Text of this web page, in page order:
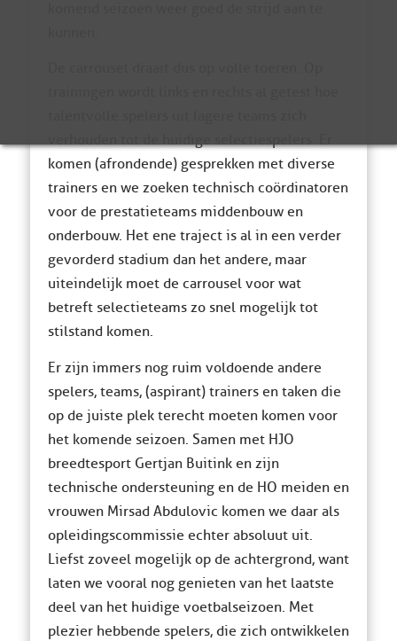
verhouden tot de huidige selectiespelers. Er
komen (afrondende) gesprekken met diverse
trainers en we zoeken technisch coördinatoren
voor de prestatieteams middenbouw en
onderbouw. Het ene traject is al in een verder
gevorderd stadium dan het andere, maar
uiteindelijk moet de carrousel voor wat
betreft selectieteams zo snel mogelijk tot
stilstand komen.
Er zijn immers nog ruim voldoende andere
spelers, teams, (aspirant) trainers en taken die
op de juiste plek terecht moeten komen voor
het komende seizoen. Samen met HJO
breedtesport Gertjan Buitink en zijn
technische ondersteuning en de HO meiden en
vrouwen Mirsad Abdulovic komen we daar als
opleidingscommissie echter absoluut uit.
Liefst zoveel mogelijk op de achtergrond, want
laten we vooral nog genieten van het laatste
deel van het huidige voetbalseizoen. Met
plezier hebbende spelers, die zich ontwikkelen